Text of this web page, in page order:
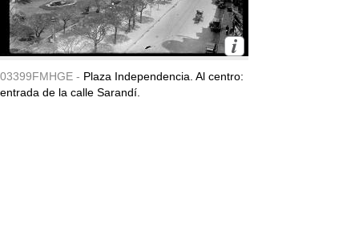
03399FMHGE - Plaza Independencia. Al centro:
entrada de la calle Sarandí.